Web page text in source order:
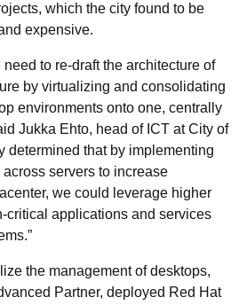
which the city found to be
expensive.
to re-draft the architecture of
by virtualizing and consolidating
environments onto one, centrally
Jukka Ehto, head of ICT at City of
determined that by implementing
servers to increase
we could leverage higher
critical applications and services
the management of desktops,
Partner, deployed Red Hat